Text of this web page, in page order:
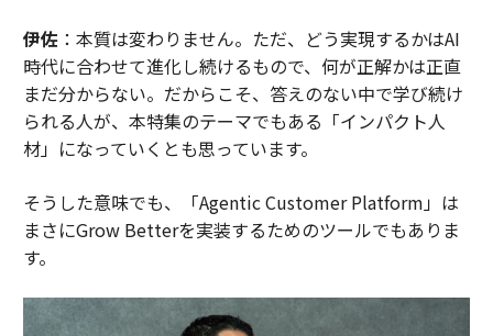
伊佐：本質は変わりません。ただ、どう実現するかはAI
時代に合わせて進化し続けるもので、何が正解かは正直
まだ分からない。だからこそ、答えのない中で学び続け
られる人が、本特集のテーマでもある「インパクト人
材」になっていくとも思っています。
そうした意味でも、「Agentic Customer Platform」は
まさにGrow Betterを実装するためのツールでもありま
す。